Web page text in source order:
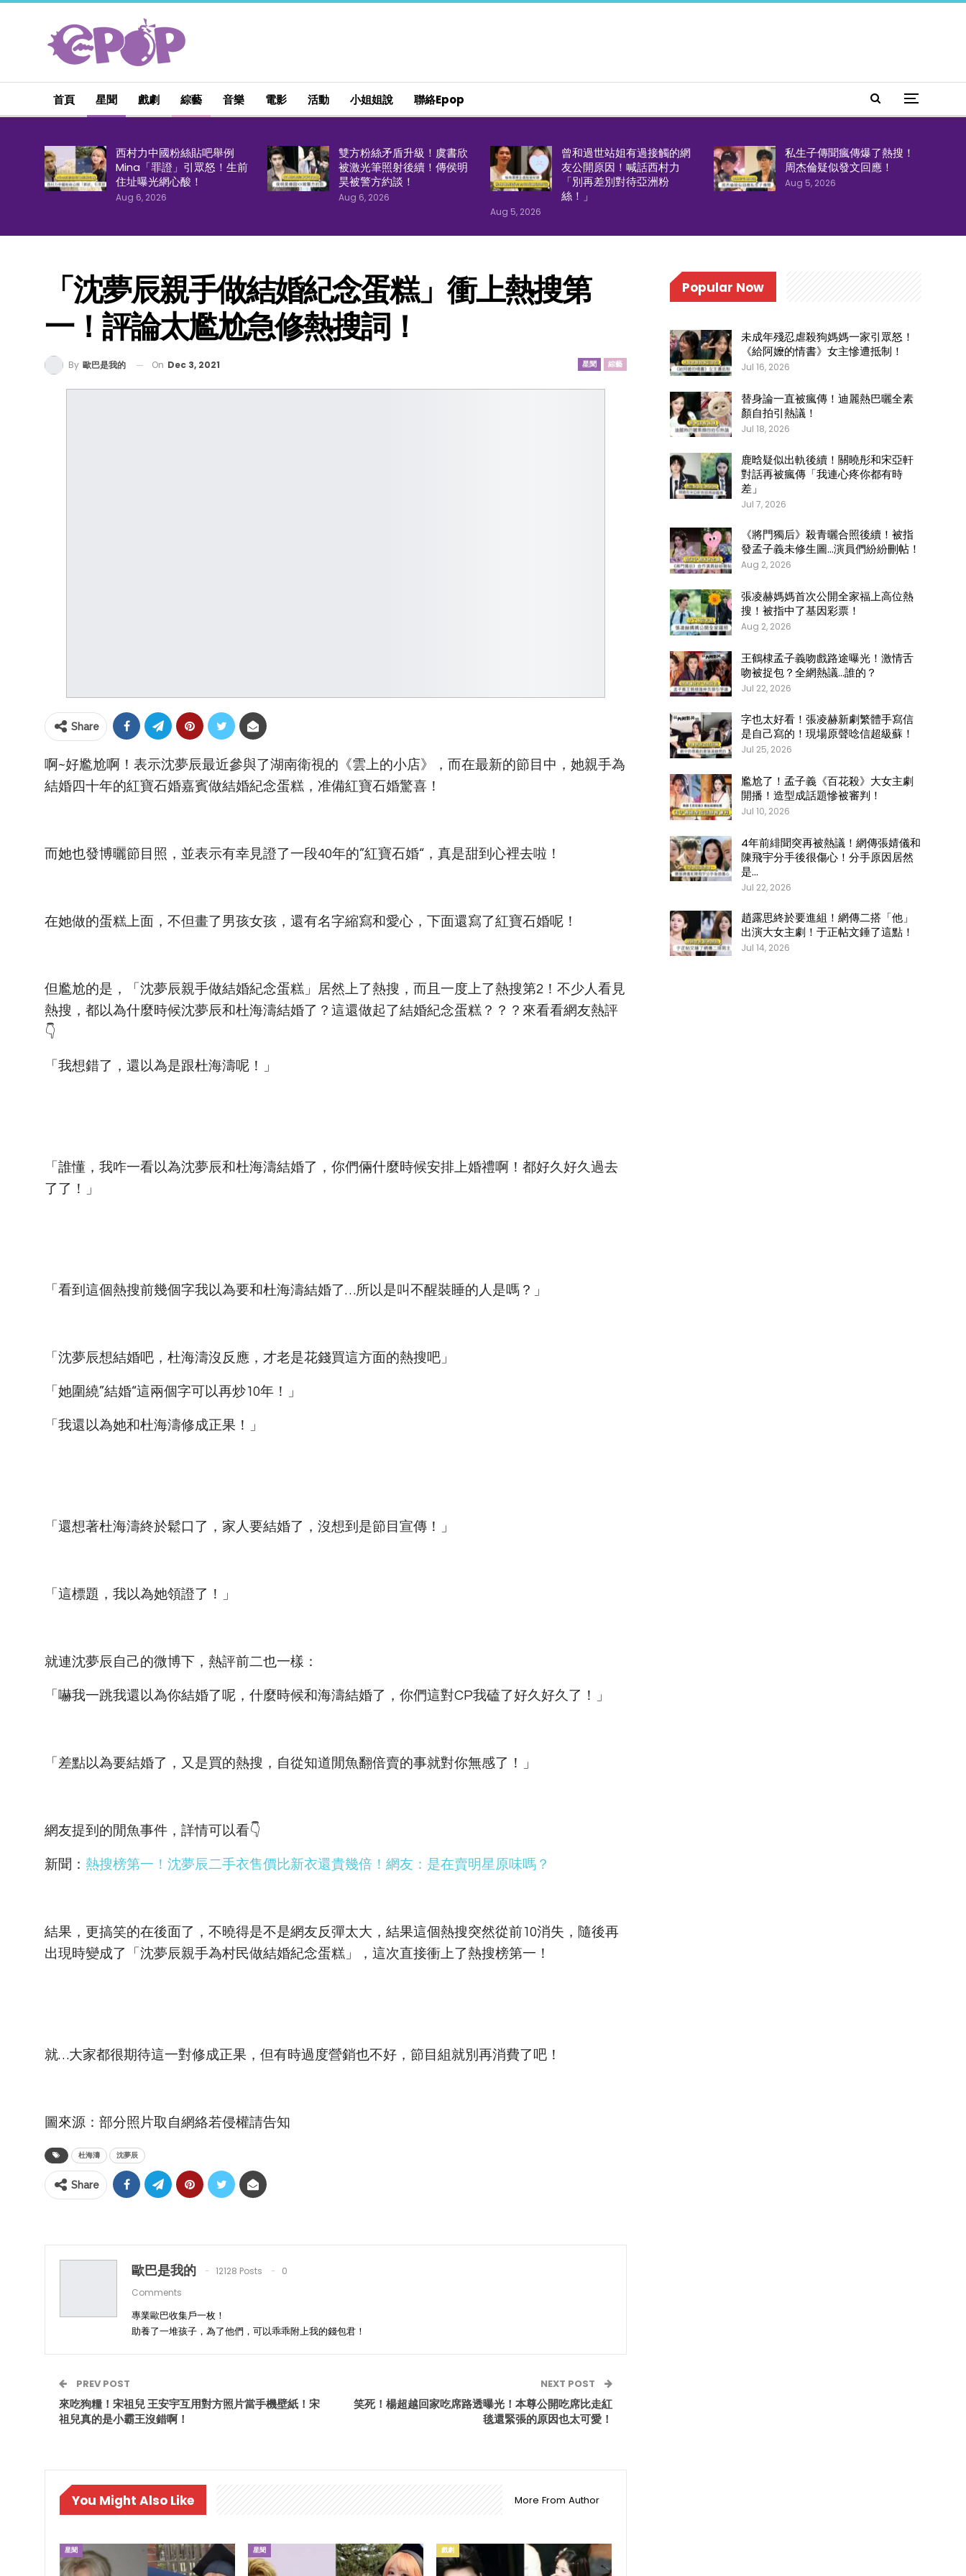
首頁 星聞 戲劇 綜藝 音樂 電影 活動 小姐姐說 聯絡epop
西村力中國粉絲貼吧舉例
Mina「罪證」引眾怒！生前
住址曝光網心酸！
Aug 6, 2026
雙方粉絲矛盾升級！虞書欣
被激光筆照射後續！傳侯明
昊被警方約談！
Aug 6, 2026
曾和過世站姐有過接觸的網
友公開原因！喊話西村力
「別再差別對待亞洲粉
絲！」
Aug 5, 2026
私生子傳聞瘋傳爆了熱搜！
周杰倫疑似發文回應！
Aug 5, 2026
「沈夢辰親手做結婚紀念蛋糕」衝上熱搜第
一！評論太尷尬急修熱搜詞！
星聞 綜藝
By 歐巴是我的 On Dec 3, 2021
Share
啊~好尷尬啊！表示沈夢辰最近參與了湖南衛視的《雲上的小店》，而在最新的節目中，她親手為
結婚四十年的紅寶石婚嘉賓做結婚紀念蛋糕，准備紅寶石婚驚喜！
而她也發博曬節目照，並表示有幸見證了一段40年的”紅寶石婚“，真是甜到心裡去啦！
在她做的蛋糕上面，不但畫了男孩女孩，還有名字縮寫和愛心，下面還寫了紅寶石婚呢！
但尷尬的是，「沈夢辰親手做結婚紀念蛋糕」居然上了熱搜，而且一度上了熱搜第2！不少人看見
熱搜，都以為什麼時候沈夢辰和杜海濤結婚了？這還做起了結婚紀念蛋糕？？？來看看網友熱評
👇
「我想錯了，還以為是跟杜海濤呢！」
「誰懂，我咋一看以為沈夢辰和杜海濤結婚了，你們倆什麼時候安排上婚禮啊！都好久好久過去
了了！」
「看到這個熱搜前幾個字我以為要和杜海濤結婚了…所以是叫不醒裝睡的人是嗎？」
「沈夢辰想結婚吧，杜海濤沒反應，才老是花錢買這方面的熱搜吧」
「她圍繞”結婚“這兩個字可以再炒10年！」
「我還以為她和杜海濤修成正果！」
「還想著杜海濤終於鬆口了，家人要結婚了，沒想到是節目宣傳！」
「這標題，我以為她領證了！」
就連沈夢辰自己的微博下，熱評前二也一樣：
「嚇我一跳我還以為你結婚了呢，什麼時候和海濤結婚了，你們這對CP我磕了好久好久了！」
「差點以為要結婚了，又是買的熱搜，自從知道閒魚翻倍賣的事就對你無感了！」
網友提到的閒魚事件，詳情可以看👇
新聞： 熱搜榜第一！沈夢辰二手衣售價比新衣還貴幾倍！網友：是在賣明星原味嗎？
結果，更搞笑的在後面了，不曉得是不是網友反彈太大，結果這個熱搜突然從前10消失，隨後再
出現時變成了「沈夢辰親手為村民做結婚紀念蛋糕」，這次直接衝上了熱搜榜第一！
就…大家都很期待這一對修成正果，但有時過度營銷也不好，節目組就別再消費了吧！
圖來源：部分照片取自網絡若侵權請告知
杜海濤 沈夢辰
Share
歐巴是我的 12128 Posts
0
Comments
專業歐巴收集戶一枚！
助養了一堆孩子，為了他們，可以乖乖附上我的錢包君！
PREV POST
來吃狗糧！宋祖兒 王安宇互用對方照片當手機壁紙！宋
祖兒真的是小霸王沒錯啊！
NEXT POST
笑死！楊超越回家吃席路透曝光！本尊公開吃席比走紅
毯還緊張的原因也太可愛！
You Might Also Like More From Author
星聞 星聞 戲劇
Popular Now
未成年殘忍虐殺狗媽媽一家引眾怒！
《給阿嬤的情書》女主慘遭抵制！
Jul 16, 2026
替身論一直被瘋傳！迪麗熱巴曬全素
顏自拍引熱議！
Jul 18, 2026
鹿晗疑似出軌後續！關曉彤和宋亞軒
對話再被瘋傳「我連心疼你都有時
差」
Jul 7, 2026
《將門獨后》殺青曬合照後續！被指
發孟子義未修生圖…演員們紛紛刪帖！
Aug 2, 2026
張凌赫媽媽首次公開全家福上高位熱
搜！被指中了基因彩票！
Aug 2, 2026
王鶴棣孟子義吻戲路途曝光！激情舌
吻被捉包？全網熱議…誰的？
Jul 22, 2026
字也太好看！張凌赫新劇繁體手寫信
是自己寫的！現場原聲唸信超級蘇！
Jul 25, 2026
尷尬了！孟子義《百花殺》大女主劇
開播！造型成話題慘被審判！
Jul 10, 2026
4年前緋聞突再被熱議！網傳張婧儀和
陳飛宇分手後很傷心！分手原因居然
是…
Jul 22, 2026
趙露思終於要進組！網傳二搭「他」
出演大女主劇！于正帖文錘了這點！
Jul 14, 2026